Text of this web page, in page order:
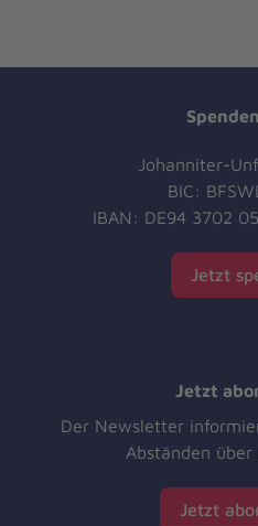
Johanniter-
BIC:
IBAN: DE94 3702
Jetzt
Jetzt
Der Newsletter
Abständen
Jetzt